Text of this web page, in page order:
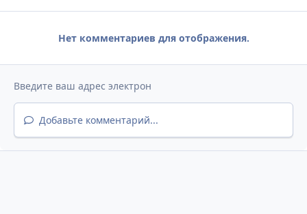
Нет комментариев для отображения.
Добавьте комментарий...